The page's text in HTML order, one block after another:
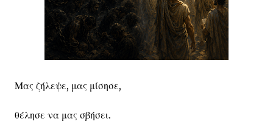
Μας ζήλεψε, μας μίσησε,
θέλησε να μας σβήσει.